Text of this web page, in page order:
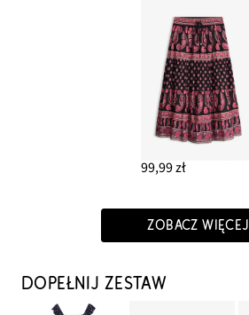
99,99 zł
ZOBACZ WIĘCEJ
DOPEŁNIJ ZESTAW